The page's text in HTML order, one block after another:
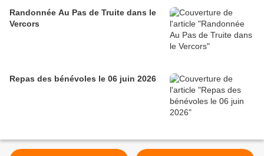
Randonnée Au Pas de Truite dans le
Vercors
Repas des bénévoles le 06 juin 2026